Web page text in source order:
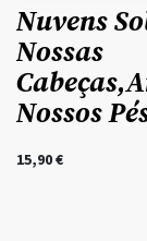
Nuvens
Nossas
Nossos
15,90€